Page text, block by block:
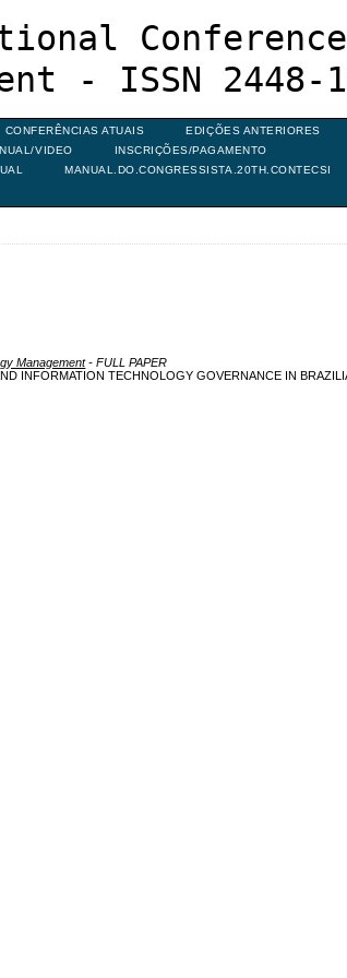
- ISSN 2448-
CONFERÊNCIAS ATUAIS EDIÇÕES ANTERIORES
VIDEO
INSCRIÇÕES/PAGAMENTO
MANUAL.DO.CONGRESSISTA.20TH.CONTECSI
Management- FULL PAPER
INFORMATION TECHNOLOGY GOVERNANCE IN